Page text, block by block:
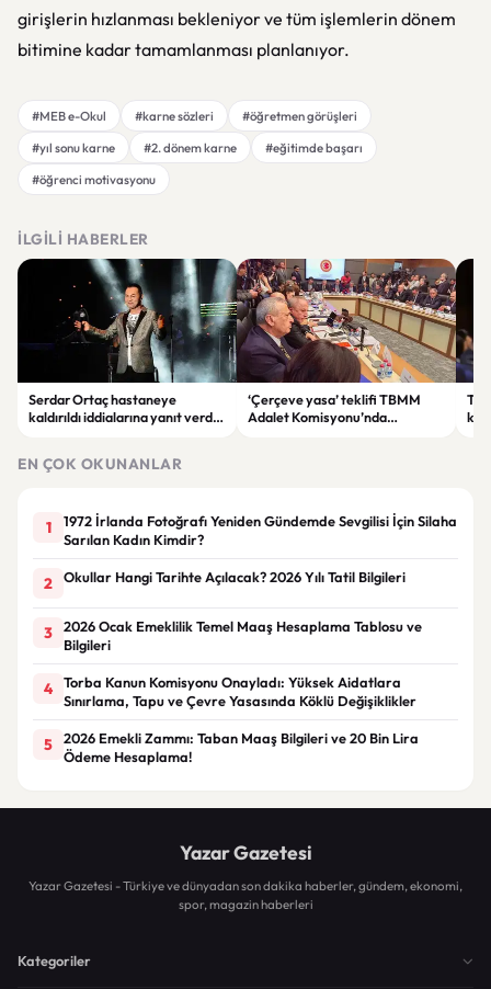
girişlerin hızlanması bekleniyor ve tüm işlemlerin dönem
bitimine kadar tamamlanması planlanıyor.
#MEB e-Okul #karne sözleri
#öğretmen görüşleri
#yıl sonu karne
#2. dönem karne
#eğitimde başarı
#öğrenci motivasyonu
İLGILI HABERLER
Serdar Ortaç hastaneye
kaldırıldı iddialarına yanıt verdi:
‘Çerçeve yasa’ teklifi TBMM
Adalet Komisyonu’nda
EN ÇOK OKUNANLAR
1
1972 İrlanda Fotoğrafı Yeniden Gündemde Sevgilisi İçin Silaha
Sarılan Kadın Kimdir?
2 Okullar Hangi Tarihte Açılacak? 2026 Yılı Tatil Bilgileri
3
2026 Ocak Emeklilik Temel Maaş Hesaplama Tablosu ve
Bilgileri
4
Torba Kanun Komisyonu Onayladı: Yüksek Aidatlara
Sınırlama, Tapu ve Çevre Yasasında Köklü Değişiklikler
5
2026 Emekli Zammı: Taban Maaş Bilgileri ve 20 Bin Lira
Ödeme Hesaplama!
Yazar Gazetesi
Yazar Gazetesi - Türkiye ve dünyadan son dakika haberler, gündem, ekonomi,
spor, magazin haberleri
Kategoriler